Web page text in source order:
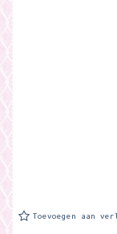
Toevoegen aan